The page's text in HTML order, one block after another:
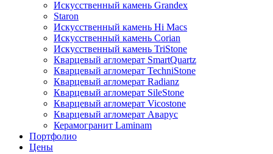
Искусственный камень Grandex
Staron
Искусственный камень Hi Macs
Искусственный камень Corian
Искусственный камень TriStone
Кварцевый агломерат SmartQuartz
Кварцевый агломерат TechniStone
Кварцевый агломерат Radianz
Кварцевый агломерат SileStone
Кварцевый агломерат Vicostone
Кварцевый агломерат Аварус
Керамогранит Laminam
Портфолио
Цены